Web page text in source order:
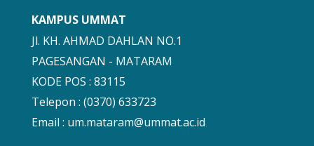
KAMPUS UMMAT
Jl. KH. AHMAD DAHLAN NO.1
PAGESANGAN - MATARAM
KODE POS : 83115
Telepon : (0370) 633723
Email : um.mataram@ummat.ac.id